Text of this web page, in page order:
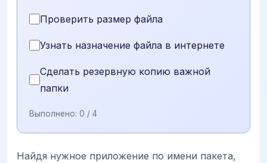
Проверить размер файла
Узнать назначение файла в интернете
Сделать резервную копию важной
папки
Выполнено: 0 / 4
Найдя нужное приложение по имени пакета,